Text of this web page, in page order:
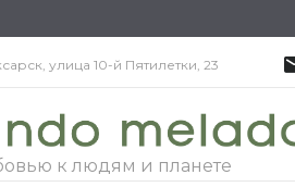
улица 10-й Пятилетки, 23
к людям и планете